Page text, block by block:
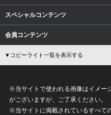
スペシャルコンテンツ
会員コンテンツ
▼コピーライト一覧を表示する
※当サイトで使われる画像はイメー
がございますが、ご了承ください。
※当サイトに掲載されているすべて